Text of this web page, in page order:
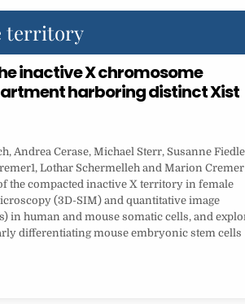
territory
inactive X chromosome
harboring distinct Xist
Andrea Cerase, Michael Sterr, Susanne
Lothar Schermelleh and Marion Cremer
the compacted inactive X territory in female
(3D-SIM) and quantitative image
in human and mouse somatic cells, and
differentiating mouse embryonic stem cells